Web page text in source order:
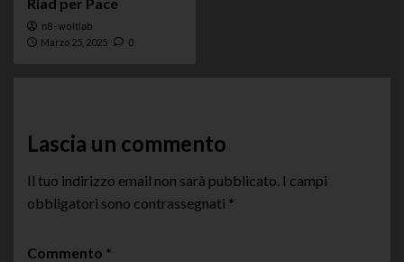
n8-woltlab
Marzo 25, 2025 0
Lascia un commento
Il tuo indirizzo email non sarà pubblicato. I campi
obbligatori sono contrassegnati *
Commento *